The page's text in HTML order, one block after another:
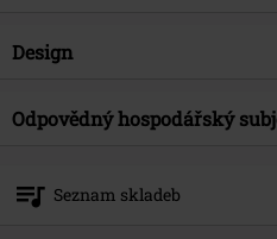
Zboží č.
Hudební žánr
Kapela
Design
Typ výrobku
Odpovědný hospodářský
Boulevard der EU 8
30539 Hannover
Seznam skladeb